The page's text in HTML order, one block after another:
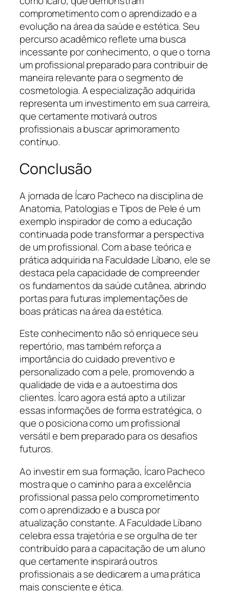
comprometimento com o aprendizado e a
evolução na área da saúde e estética. Seu
percurso acadêmico reflete uma busca
incessante por conhecimento, o que o torna
um profissional preparado para contribuir de
maneira relevante para o segmento de
cosmetologia. A especialização adquirida
representa um investimento em sua carreira,
que certamente motivará outros
profissionais a buscar aprimoramento
contínuo.
Conclusão
A jornada de Ícaro Pacheco na disciplina de
Anatomia, Patologias e Tipos de Pele é um
exemplo inspirador de como a educação
continuada pode transformar a perspectiva
de um profissional. Com a base teórica e
prática adquirida na Faculdade Líbano, ele se
destaca pela capacidade de compreender
os fundamentos da saúde cutânea, abrindo
portas para futuras implementações de
boas práticas na área da estética.
Este conhecimento não só enriquece seu
repertório, mas também reforça a
importância do cuidado preventivo e
personalizado com a pele, promovendo a
qualidade de vida e a autoestima dos
clientes. Ícaro agora está apto a utilizar
essas informações de forma estratégica, o
que o posiciona como um profissional
versátil e bem preparado para os desafios
futuros.
Ao investir em sua formação, Ícaro Pacheco
mostra que o caminho para a excelência
profissional passa pelo comprometimento
com o aprendizado e a busca por
atualização constante. A Faculdade Líbano
celebra essa trajetória e se orgulha de ter
contribuído para a capacitação de um aluno
que certamente inspirará outros
profissionais a se dedicarem a uma prática
mais consciente e ética.